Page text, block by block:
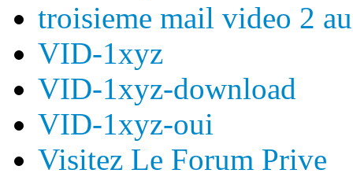
troisieme mail video 2
VID-1xyz
VID-1xyz-download
VID-1xyz-oui
Visitez Le Forum Prive